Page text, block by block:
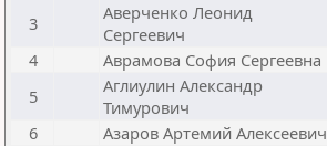
3
Аверченко Леонид
Сергеевич
4
Аврамова София Сергеевна
5
Аглиулин Александр
Тимурович
6
Азаров Артемий Алексеевич